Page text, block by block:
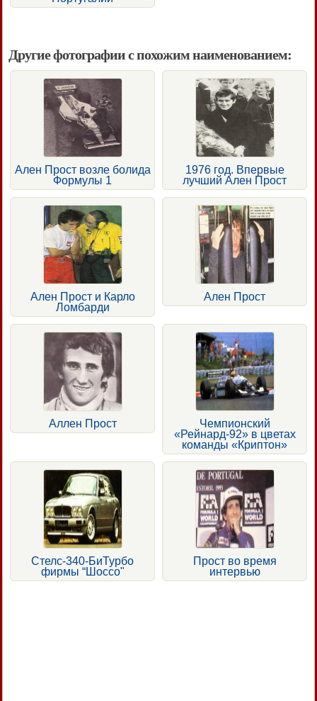
Другие фотографии с похожим наименованием:
Ален Прост возле болида
Формулы 1
1976 год. Впервые
лучший Ален Прост
Ален Прост и Карло
Ломбарди
Ален Прост
Аллен Прост
Чемпионский
«Рейнард-92» в цветах
команды «Криптон»
Стелс-340-БиТурбо
фирмы “Шоссо"
Прост во время
интервью